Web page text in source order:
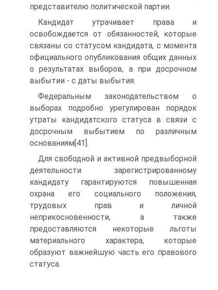
представителю политической партии.
Кандидат утрачивает права и
освобождается от обязанностей, которые
связаны со статусом кандидата, с момента
официального опубликования общих данных
о результатах выборов, а при досрочном
выбытии - с даты выбытия.
Федеральным законодательством о
выборах подробно урегулирован порядок
утраты кандидатского статуса в связи с
досрочным выбытием по различным
основаниям[41].
Для свободной и активной предвыборной
деятельности зарегистрированному
кандидату гарантируются повышенная
охрана его социального положения,
трудовых прав и личной
неприкосновенности, а также
предоставляются некоторые льготы
материального характера, которые
образуют важнейшую часть его правового
статуса.